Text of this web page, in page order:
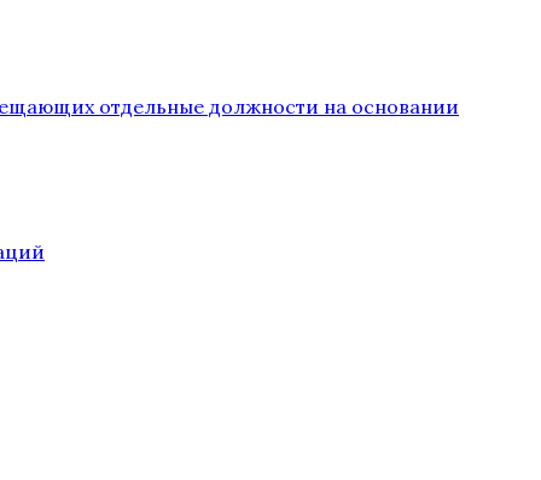
отдельные должности на основании